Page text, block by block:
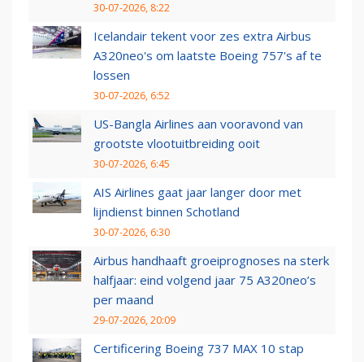
30-07-2026, 8:22
Icelandair tekent voor zes extra Airbus
A320neo's om laatste Boeing 757's af te
lossen
30-07-2026, 6:52
US-Bangla Airlines aan vooravond van
grootste vlootuitbreiding ooit
30-07-2026, 6:45
AIS Airlines gaat jaar langer door met
lijndienst binnen Schotland
30-07-2026, 6:30
Airbus handhaaft groeiprognoses na sterk
halfjaar: eind volgend jaar 75 A320neo’s
per maand
29-07-2026, 20:09
Certificering Boeing 737 MAX 10 stap